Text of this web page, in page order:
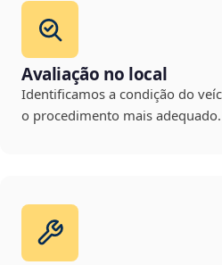
Avaliação no local
Identificamos a condição do
o procedimento mais adequado.